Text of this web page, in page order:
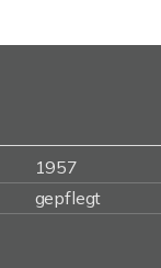
1957
gepflegt